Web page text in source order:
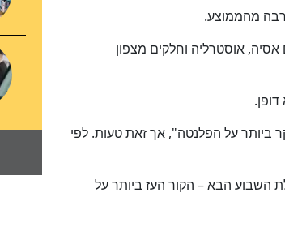
מהממוצע.
אסיה, אוסטרליה וחלקים מצפון
על הפלנטה", אך זאת טעות. לפי
צלזיוס בתחילת השבוע הבא – הקור העז ביותר על